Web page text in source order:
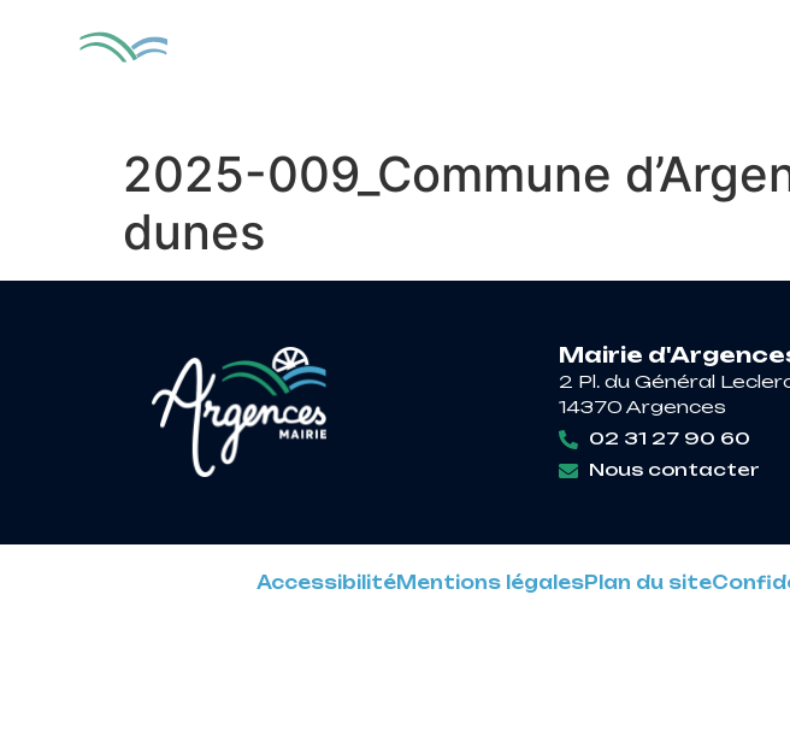
2025-009_Commune
dunes
Mairie
2 Pl. du Général
14370 Argences
02 31 27 90 60
Nous contacter
AccessibilitéMentions légalesPlan du site